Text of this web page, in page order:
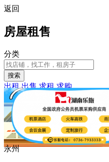
返回
房屋租售
分类
搜索
出租 出售 求租 求购
永州